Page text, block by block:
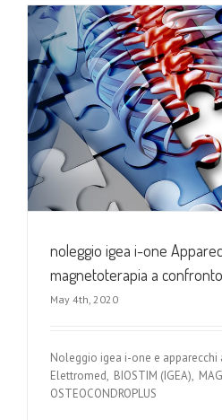
noleggio igea i-one
magnetoterapia a confronto
May 4th, 2020
Noleggio igea i-one e apparecchi
Elettromed, BIOSTIM (IGEA),
OSTEOCONDROPLUS